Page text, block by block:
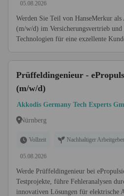
05.08.2026
Werden Sie Teil von HanseMerkur
(m/w/d) im Versicherungsvertrieb und
Technologien für eine exzellente
Prüffeldingenieur -
(m/w/d)
Akkodis Germany Tech Experts
Nürnberg
Vollzeit Nachhaltiger Arbeitgeber
05.08.2026
Werde Prüffeldingenieur bei
Testprojekte, führe Fehleranalysen
innovativen Lösungen für elektrische